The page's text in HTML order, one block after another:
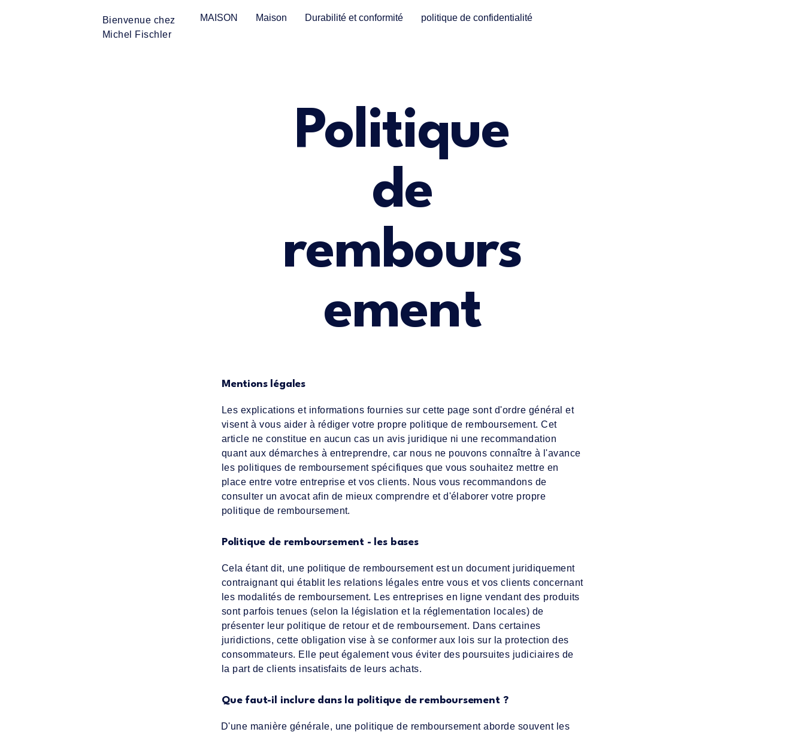
Bienvenue chez
Michel Fischler
MAISON Maison Durabilité et conformité politique de confidentialité
Politique
de
rembours
ement
Mentions légales
Les explications et informations fournies sur cette page sont d'ordre général et
visent à vous aider à rédiger votre propre politique de remboursement. Cet
article ne constitue en aucun cas un avis juridique ni une recommandation
quant aux démarches à entreprendre, car nous ne pouvons connaître à l'avance
les politiques de remboursement spécifiques que vous souhaitez mettre en
place entre votre entreprise et vos clients. Nous vous recommandons de
consulter un avocat afin de mieux comprendre et d'élaborer votre propre
politique de remboursement.
Politique de remboursement - les bases
Cela étant dit, une politique de remboursement est un document juridiquement
contraignant qui établit les relations légales entre vous et vos clients concernant
les modalités de remboursement. Les entreprises en ligne vendant des produits
sont parfois tenues (selon la législation et la réglementation locales) de
présenter leur politique de retour et de remboursement. Dans certaines
juridictions, cette obligation vise à se conformer aux lois sur la protection des
consommateurs. Elle peut également vous éviter des poursuites judiciaires de
la part de clients insatisfaits de leurs achats.
Que faut-il inclure dans la politique de remboursement ?
D'une manière générale, une politique de remboursement aborde souvent les